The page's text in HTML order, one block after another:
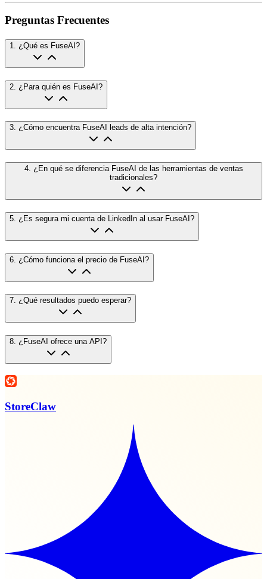
Preguntas Frecuentes
1 ¿Qué es FuseAI?
2 ¿Para quién es FuseAI?
3. ¿Cómo encuentra FuseAI leads de alta intención?
4. ¿En qué se diferencia FuseAI de las herramientas de ventas
tradicionales?
5 ¿Es segura mi cuenta de LinkedIn al usar FuseAI?
6 ¿Cómo funciona el precio de FuseAI?
7. ¿Qué resultados puedo esperar?
8 ¿FuseAI ofrece una API?
StoreClaw